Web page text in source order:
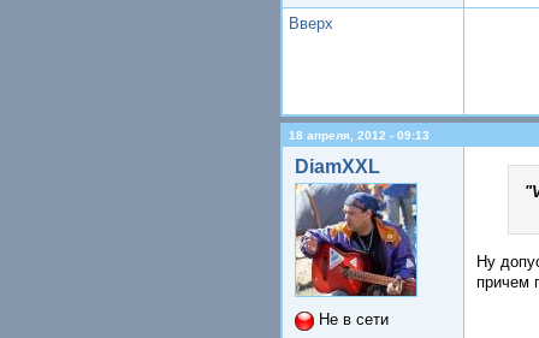
Вверх
18 апреля, 2012 - 09:13
DiamXXL
Не в сети
Ну
причем